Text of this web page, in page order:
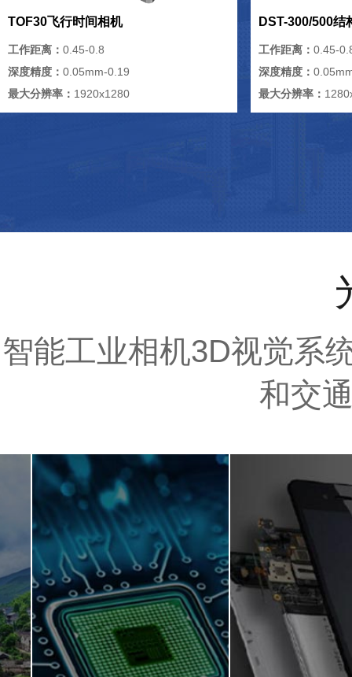
TOF30飞行时间相机
工作距离： 0.45-0.8
深度精度： 0.05mm-0.19
最大分辨率： 1920x1280
DST-300/500结
工作距离：0.45-
深度精度：
最大分辨率：
智能工业相机3D视觉系
和交